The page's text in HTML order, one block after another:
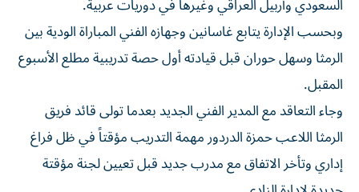
وبحسب الإدارة يتابع غاسانين وجهازه الفني المباراة الودية بين
الرمثا وسهل حوران قبل قيادته أول حصة تدريبية مطلع الأسبوع
المقبل.
وجاء التعاقد مع المدير الفني الجديد بعدما تولى قائد فريق
الرمثا اللاعب حمزة الدردور مهمة التدريب مؤقتاً في ظل فراغ
إداري وتأخر الاتفاق مع مدرب جديد قبل تعيين لجنة مؤقتة